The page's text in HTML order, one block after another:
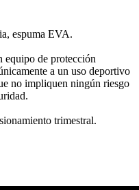
espuma EVA.
equipo de protección
a un uso deportivo
no impliquen ningún riesgo
trimestral.